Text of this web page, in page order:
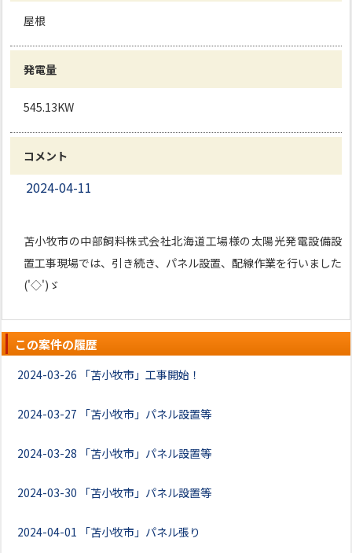
屋根
発電量
545.13KW
コメント
2024-04-11
苫小牧市の中部飼料株式会社北海道工場様の太陽光発電設備設
置工事現場では、引き続き、パネル設置、配線作業を行いました
('◇')ゞ
この案件の履歴
2024-03-26 「苫小牧市」工事開始！
2024-03-27 「苫小牧市」パネル設置等
2024-03-28 「苫小牧市」パネル設置等
2024-03-30 「苫小牧市」パネル設置等
2024-04-01 「苫小牧市」パネル張り